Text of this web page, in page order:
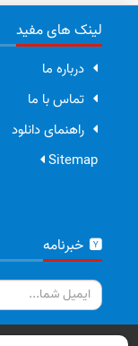
لینک های مفید
درباره ما
تماس با ما
راهنمای دانلود
Sitemap
خبرنامه